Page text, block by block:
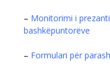
– Monitorimi i
bashkëpuntorëvе
– Formulari për